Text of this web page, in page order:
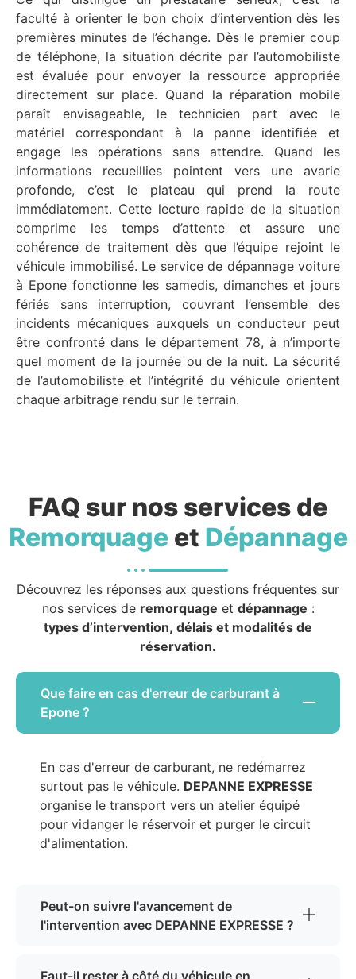
faculté à orienter le bon choix d’intervention dès les
premières minutes de l’échange. Dès le premier coup
de téléphone, la situation décrite par l’automobiliste
est évaluée pour envoyer la ressource appropriée
directement sur place. Quand la réparation mobile
paraît envisageable, le technicien part avec le
matériel correspondant à la panne identifiée et
engage les opérations sans attendre. Quand les
informations recueillies pointent vers une avarie
profonde, c’est le plateau qui prend la route
immédiatement. Cette lecture rapide de la situation
comprime les temps d’attente et assure une
cohérence de traitement dès que l’équipe rejoint le
véhicule immobilisé. Le service de dépannage voiture
à Epone fonctionne les samedis, dimanches et jours
fériés sans interruption, couvrant l’ensemble des
incidents mécaniques auxquels un conducteur peut
être confronté dans le département 78, à n’importe
quel moment de la journée ou de la nuit. La sécurité
de l’automobiliste et l’intégrité du véhicule orientent
chaque arbitrage rendu sur le terrain.
FAQ sur nos services de
Remorquageet Dépannage
Découvrez les réponses aux questions fréquentes sur
nos services de remorquage et dépannage :
types d’intervention, délais et modalités de
réservation.
Que faire en cas d'erreur de carburant à
Epone ?
En cas d'erreur de carburant, ne redémarrez
surtout pas le véhicule. DEPANNE EXPRESSE
organise le transport vers un atelier équipé
pour vidanger le réservoir et purger le circuit
d'alimentation.
Peut-on suivre l'avancement de
l'intervention avec DEPANNE EXPRESSE ?
Faut-il rester à côté du véhicule en